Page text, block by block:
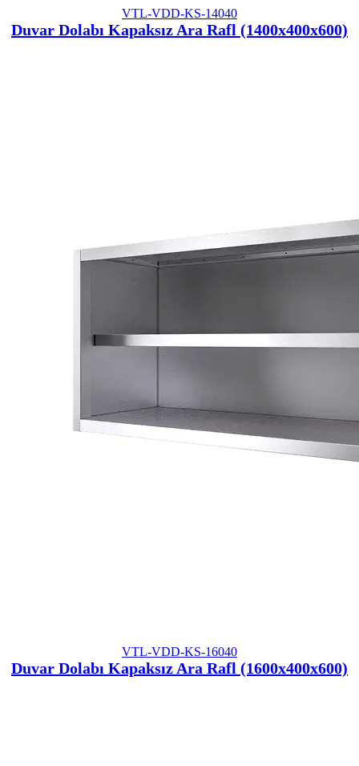
VTL-VDD-KS-14040
Duvar Dolabı Kapaksız Ara Rafl (1400x400x600)
VTL-VDD-KS-16040
Duvar Dolabı Kapaksız Ara Rafl (1600x400x600)